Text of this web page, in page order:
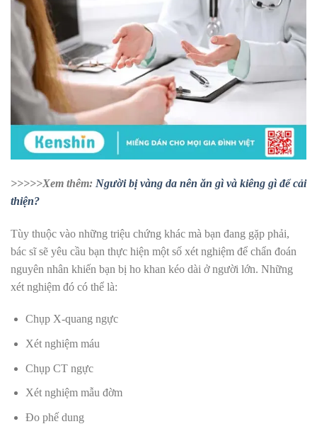
>>>>>Xem thêm: Người bị vàng da nên ăn gì và kiêng gì để cải
thiện?
Tùy thuộc vào những triệu chứng khác mà bạn đang gặp phải,
bác sĩ sẽ yêu cầu bạn thực hiện một số xét nghiệm để chẩn đoán
nguyên nhân khiến bạn bị ho khan kéo dài ở người lớn. Những
xét nghiệm đó có thể là:
Chụp X-quang ngực
Xét nghiệm máu
Chụp CT ngực
Xét nghiệm mẫu đờm
Đo phế dung